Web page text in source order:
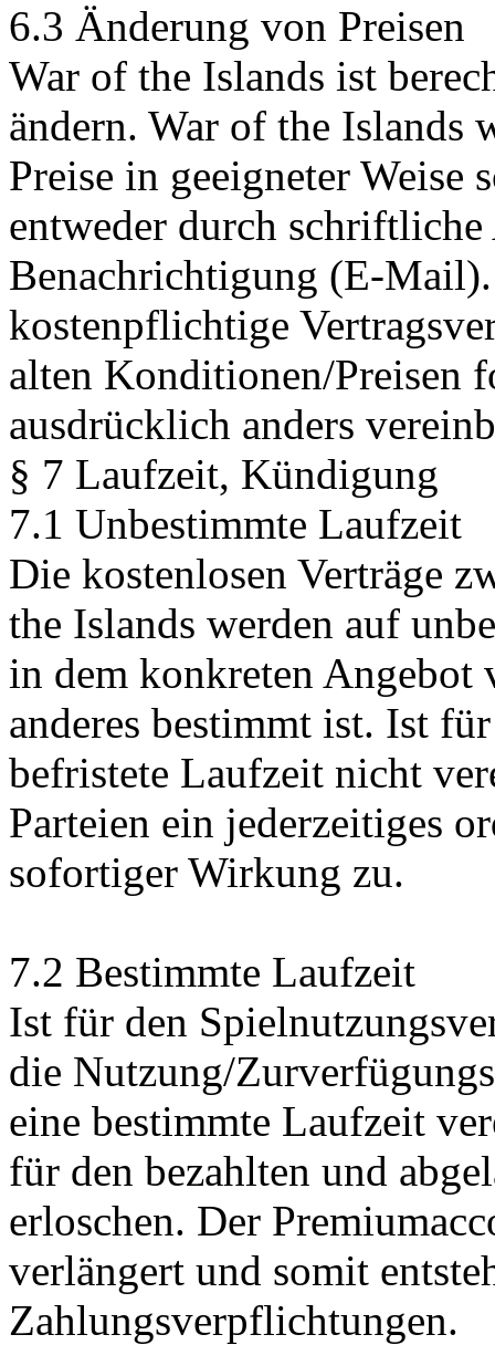
6.3 Änderung von Preisen
War of the Islands ist
ändern. War of the Islands
Preise in geeigneter
entweder durch
Benachrichtigung (E-Mail).
kostenpflichtige
alten Konditionen/Preisen
ausdrücklich anders
§ 7 Laufzeit, Kündigung
7.1 Unbestimmte Laufzeit
Die kostenlosen Verträge
the Islands werden auf
in dem konkreten Angebot
anderes bestimmt ist. Ist
befristete Laufzeit nicht
Parteien ein jederzeitiges
sofortiger Wirkung zu.
7.2 Bestimmte Laufzeit
Ist für den
die Nutzung/
eine bestimmte Laufzeit
für den bezahlten und
erloschen. Der
verlängert und somit
Zahlungsverpflichtungen.